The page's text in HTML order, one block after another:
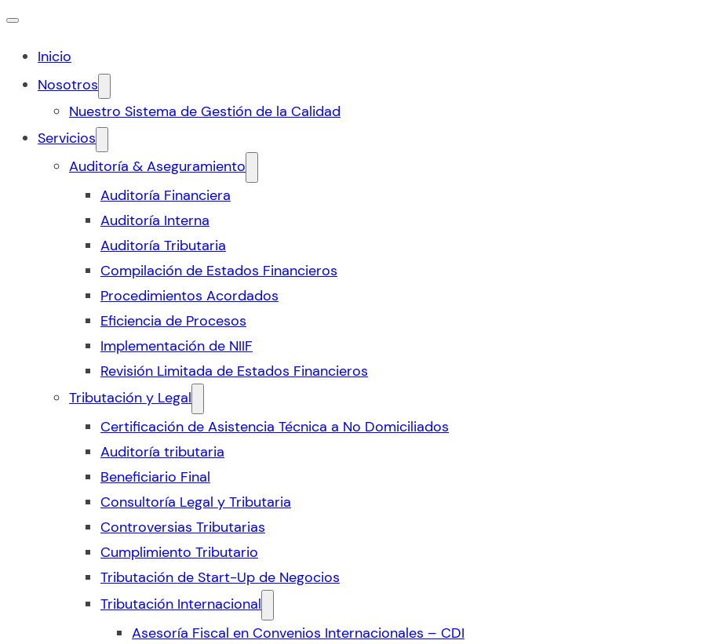
Inicio
Nosotros
Nuestro Sistema de Gestión de la Calidad
Servicios
Auditoría & Aseguramiento
Auditoría Financiera
Auditoría Interna
Auditoría Tributaria
Compilación de Estados Financieros
Procedimientos Acordados
Eficiencia de Procesos
Implementación de NIIF
Revisión Limitada de Estados Financieros
Tributación y Legal
Certificación de Asistencia Técnica a No Domiciliados
Auditoría tributaria
Beneficiario Final
Consultoría Legal y Tributaria
Controversias Tributarias
Cumplimiento Tributario
Tributación de Start-Up de Negocios
Tributación Internacional
Asesoría Fiscal en Convenios Internacionales – CDI